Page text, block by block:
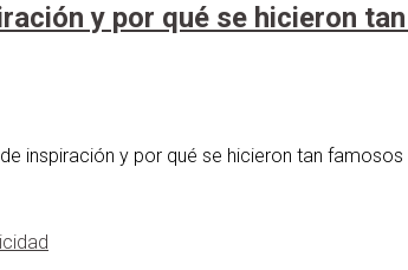
y por qué se hicieron
inspiración y por qué se hicieron tan